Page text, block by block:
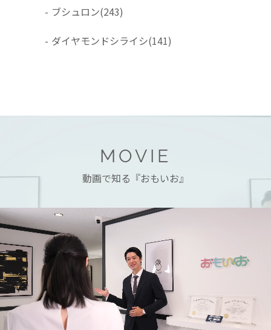
- ブシュロン(243)
- ダイヤモンドシライシ(141)
MOVIE
動画で知る『おもいお』